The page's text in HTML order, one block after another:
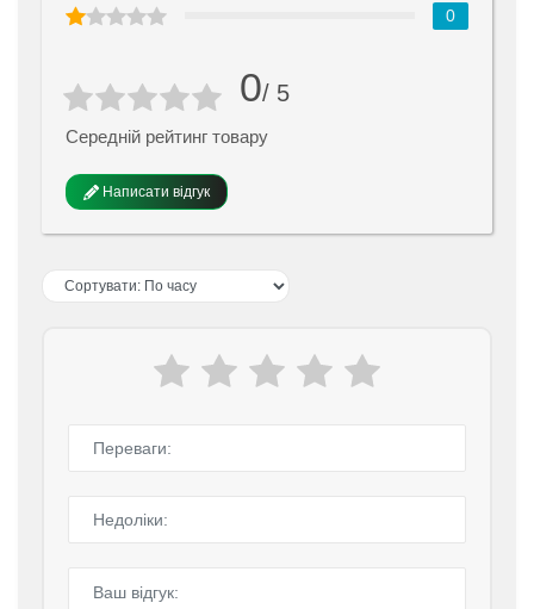
0/ 5
Середній рейтинг товару
Написати відгук
0